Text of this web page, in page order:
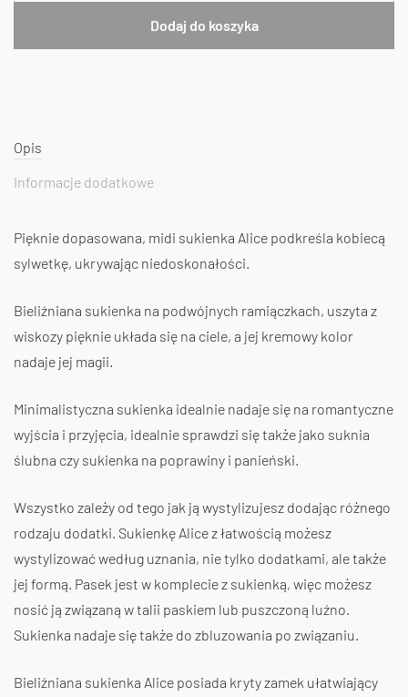
Dodaj do koszyka
Opis
Informacje dodatkowe
Pięknie dopasowana, midi sukienka Alice podkreśla kobiecą
sylwetkę, ukrywając niedoskonałości.
Bieliźniana sukienka na podwójnych ramiączkach, uszyta z
wiskozy pięknie układa się na ciele, a jej kremowy kolor
nadaje jej magii.
Minimalistyczna sukienka idealnie nadaje się na romantyczne
wyjścia i przyjęcia, idealnie sprawdzi się także jako suknia
ślubna czy sukienka na poprawiny i panieński.
Wszystko zależy od tego jak ją wystylizujesz dodając różnego
rodzaju dodatki. Sukienkę Alice z łatwością możesz
wystylizować według uznania, nie tylko dodatkami, ale także
jej formą. Pasek jest w komplecie z sukienką, więc możesz
nosić ją związaną w talii paskiem lub puszczoną luźno.
Sukienka nadaje się także do zbluzowania po związaniu.
Bieliźniana sukienka Alice posiada kryty zamek ułatwiający